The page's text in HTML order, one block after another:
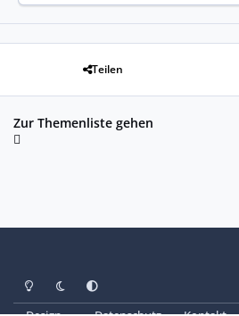
Teilen
Zur Themenliste gehen
Heller ModusDunkler Modus
Systemeinstellung